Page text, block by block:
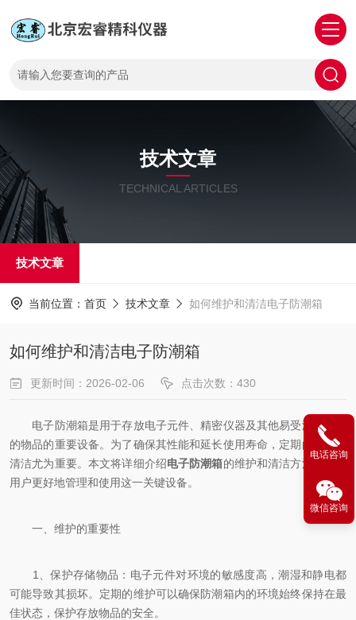
技术文章
TECHNICAL ARTICLES
技术文章
当前位置： 首页 技术文章 如何维护和清洁电子防潮箱
如何维护和清洁电子防潮箱
更新时间：2026-02-06 点击次数：430
电子防潮箱是用于存放电子元件、精密仪器及其他易受潮湿影响
的物品的重要设备。为了确保其性能和延长使用寿命，定期的维护和
清洁尤为重要。本文将详细介绍电子防潮箱的维护和清洁方法，帮助
用户更好地管理和使用这一关键设备。
一、维护的重要性
1、保护存储物品：电子元件对环境的敏感度高，潮湿和静电都
可能导致其损坏。定期的维护可以确保防潮箱内的环境始终保持在最
佳状态，保护存放物品的安全。
电话咨询
微信咨询